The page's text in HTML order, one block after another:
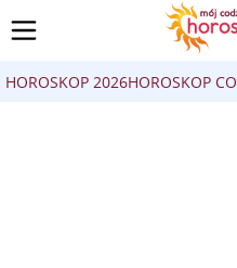
HOROSKOP 2026HOROSKOP